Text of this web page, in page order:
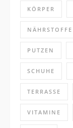
KÖRPER
NÄHRSTOFFE
PUTZEN
SCHUHE
TERRASSE
VITAMINE